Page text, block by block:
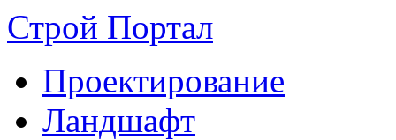
Строй Портал
Проектирование
Ландшафт